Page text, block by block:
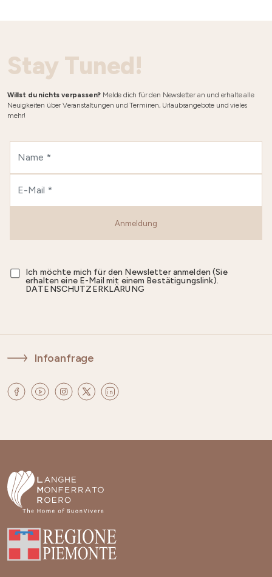
Stay Tuned!
Willst du nichts verpassen? Melde dich für den Newsletter an und erhalte alle
Neuigkeiten über Veranstaltungen und Terminen, Urlaubsangebote und vieles
mehr!
Anmeldung
Ich möchte mich für den Newsletter anmelden (Sie
erhalten eine E-Mail mit einem Bestätigungslink).
DATENSCHUTZERKLÄRUNG
Infoanfrage